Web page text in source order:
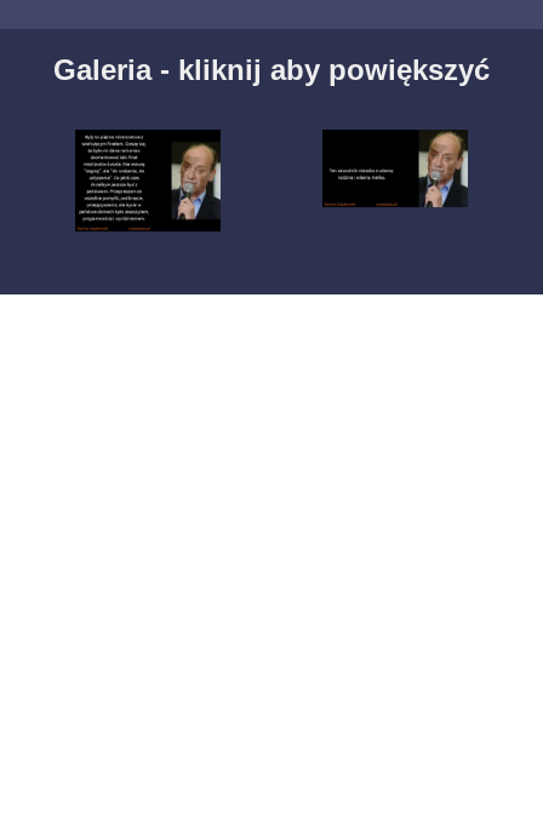
Galeria - kliknij aby powiększyć